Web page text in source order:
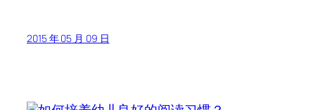
2015 年 05 月 09 日